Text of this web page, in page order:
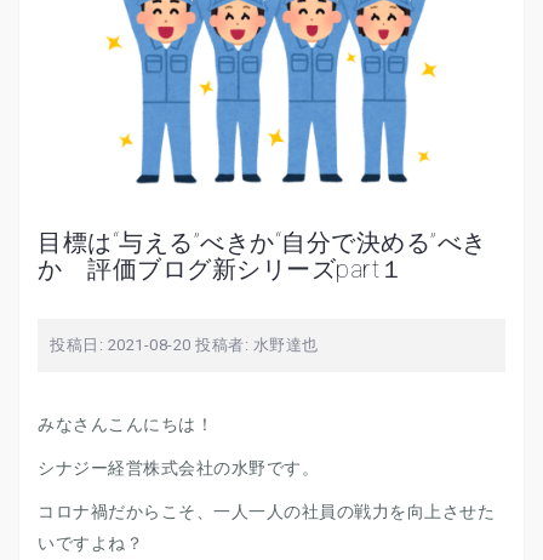
目標は“与える”べきか“自分で決める”べき
か 評価ブログ新シリーズpart１
投稿日: 2021-08-20 投稿者: 水野達也
みなさんこんにちは！
シナジー経営株式会社の水野です。
コロナ禍だからこそ、一人一人の社員の戦力を向上させた
いですよね？